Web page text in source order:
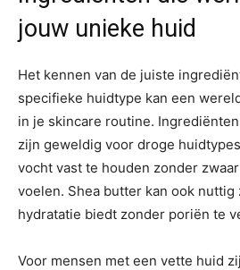
jouw unieke huid
Het kennen van de juiste
specifieke huidtype kan een
in je skincare routine.
zijn geweldig voor droge
vocht vast te houden zonder
voelen. Shea butter kan ook
hydratatie biedt zonder poriën te
Voor mensen met een vette huid